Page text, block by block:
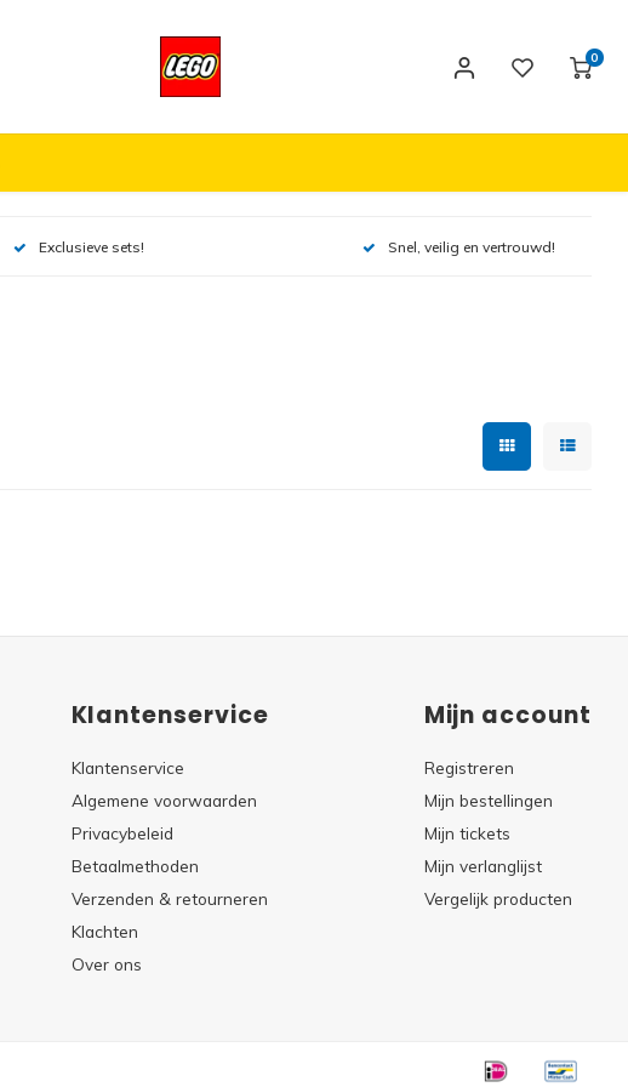
0
Exclusieve sets! Snel, veilig en vertrouwd!
Klantenservice
Klantenservice
Algemene voorwaarden
Privacybeleid
Betaalmethoden
Verzenden & retourneren
Klachten
Over ons
Mijn account
Registreren
Mijn bestellingen
Mijn tickets
Mijn verlanglijst
Vergelijk producten